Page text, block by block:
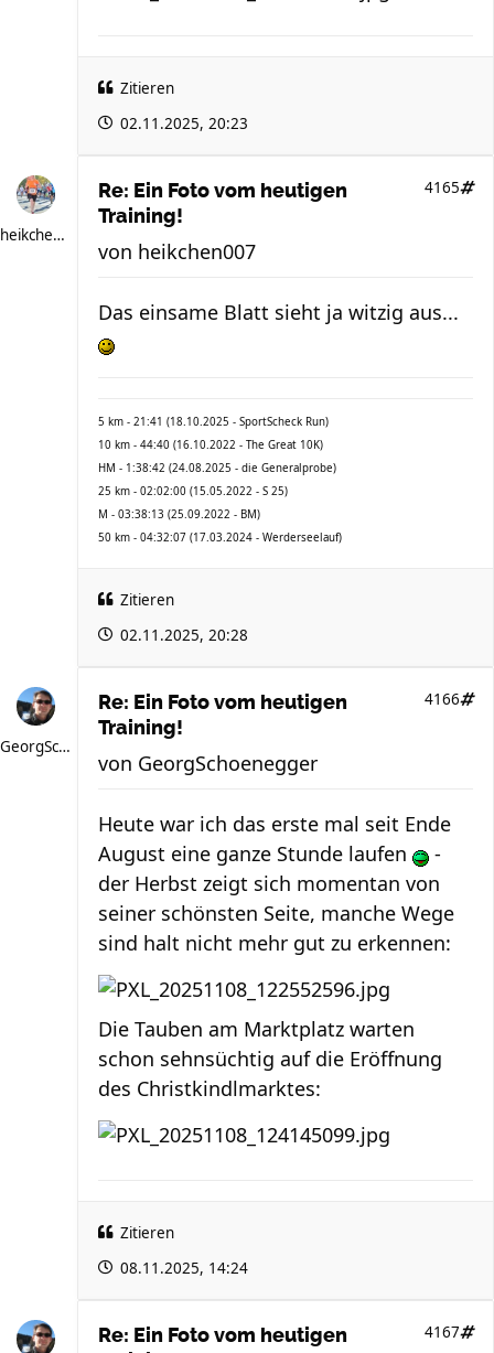
Zitieren
02.11.2025, 20:23
heikchen007
Re: Ein Foto vom heutigen
Training!
4165
von heikchen007
Das einsame Blatt sieht ja witzig aus...
5 km - 21:41 (18.10.2025 - SportScheck Run)
10 km - 44:40 (16.10.2022 - The Great 10K)
HM - 1:38:42 (24.08.2025 - die Generalprobe)
25 km - 02:02:00 (15.05.2022 - S 25)
M - 03:38:13 (25.09.2022 - BM)
50 km - 04:32:07 (17.03.2024 - Werderseelauf)
Zitieren
02.11.2025, 20:28
GeorgSchoenegger
Re: Ein Foto vom heutigen
Training!
4166
von GeorgSchoenegger
Heute war ich das erste mal seit Ende
August eine ganze Stunde laufen
-
der Herbst zeigt sich momentan von
seiner schönsten Seite, manche Wege
sind halt nicht mehr gut zu erkennen:
Die Tauben am Marktplatz warten
schon sehnsüchtig auf die Eröffnung
des Christkindlmarktes:
Zitieren
08.11.2025, 14:24
Re: Ein Foto vom heutigen
4167